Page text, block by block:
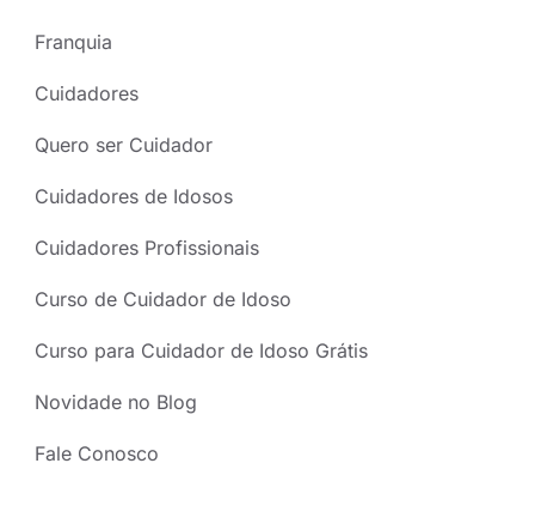
Franquia
Cuidadores
Quero ser Cuidador
Cuidadores de Idosos
Cuidadores Profissionais
Curso de Cuidador de Idoso
Curso para Cuidador de Idoso Grátis
Novidade no Blog
Fale Conosco